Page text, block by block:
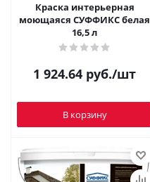
Краска интерьерная
моющаяся СУФФИКС белая
16,5 л
1 924.64 руб./шт
В корзину